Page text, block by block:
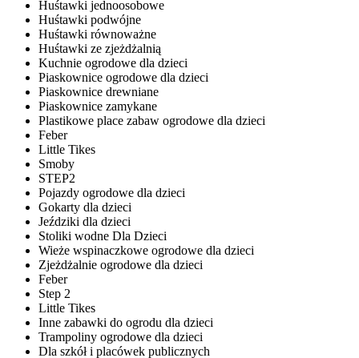
Huśtawki jednoosobowe
Huśtawki podwójne
Huśtawki równoważne
Huśtawki ze zjeżdżalnią
Kuchnie ogrodowe dla dzieci
Piaskownice ogrodowe dla dzieci
Piaskownice drewniane
Piaskownice zamykane
Plastikowe place zabaw ogrodowe dla dzieci
Feber
Little Tikes
Smoby
STEP2
Pojazdy ogrodowe dla dzieci
Gokarty dla dzieci
Jeździki dla dzieci
Stoliki wodne Dla Dzieci
Wieże wspinaczkowe ogrodowe dla dzieci
Zjeżdżalnie ogrodowe dla dzieci
Feber
Step 2
Little Tikes
Inne zabawki do ogrodu dla dzieci
Trampoliny ogrodowe dla dzieci
Dla szkół i placówek publicznych